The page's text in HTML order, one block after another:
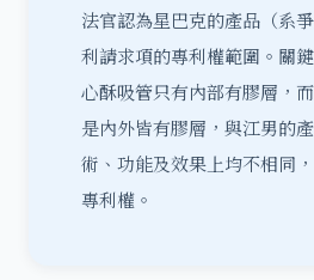
法官認為星巴克的產品（系
利請求項的專利權範圍。關
心酥吸管只有內部有膠層，
是內外皆有膠層，與江男的
術、功能及效果上均不相同
專利權。